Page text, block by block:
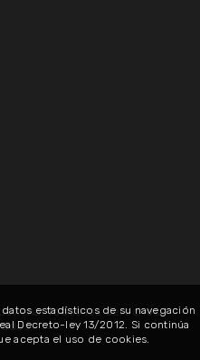
. Todos los derechos
estadísticos de su navegación
Decreto-ley 13/2012. Si continúa
acepta el uso de cookies.